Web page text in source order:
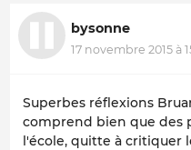
bysonne
17 novembre 2015 à
Superbes réflexions
comprend bien que des
l'école, quitte à critiquer